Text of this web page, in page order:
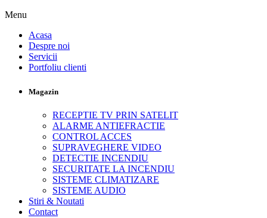
Menu
Acasa
Despre noi
Servicii
Portfoliu clienti
Magazin
RECEPTIE TV PRIN SATELIT
ALARME ANTIEFRACTIE
CONTROL ACCES
SUPRAVEGHERE VIDEO
DETECTIE INCENDIU
SECURITATE LA INCENDIU
SISTEME CLIMATIZARE
SISTEME AUDIO
Stiri & Noutati
Contact